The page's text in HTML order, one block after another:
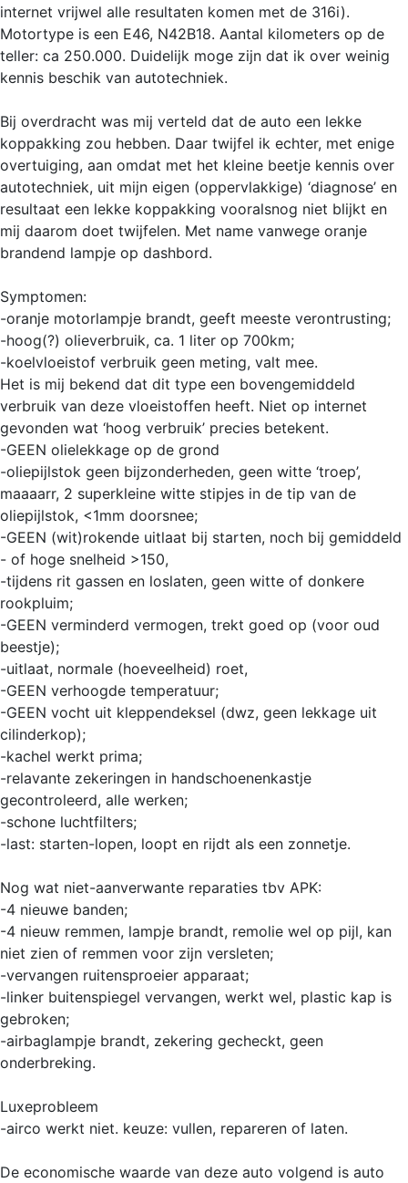
internet vrijwel alle resultaten komen met de 316i).
Motortype is een E46, N42B18. Aantal kilometers op de
teller: ca 250.000. Duidelijk moge zijn dat ik over weinig
kennis beschik van autotechniek.
Bij overdracht was mij verteld dat de auto een lekke
koppakking zou hebben. Daar twijfel ik echter, met enige
overtuiging, aan omdat met het kleine beetje kennis over
autotechniek, uit mijn eigen (oppervlakkige) ‘diagnose’ en
resultaat een lekke koppakking vooralsnog niet blijkt en
mij daarom doet twijfelen. Met name vanwege oranje
brandend lampje op dashbord.
Symptomen:
-oranje motorlampje brandt, geeft meeste verontrusting;
-hoog(?) olieverbruik, ca. 1 liter op 700km;
-koelvloeistof verbruik geen meting, valt mee.
Het is mij bekend dat dit type een bovengemiddeld
verbruik van deze vloeistoffen heeft. Niet op internet
gevonden wat ‘hoog verbruik’ precies betekent.
-GEEN olielekkage op de grond
-oliepijlstok geen bijzonderheden, geen witte ‘troep’,
maaaarr, 2 superkleine witte stipjes in de tip van de
oliepijlstok, <1mm doorsnee;
-GEEN (wit)rokende uitlaat bij starten, noch bij gemiddeld
- of hoge snelheid >150,
-tijdens rit gassen en loslaten, geen witte of donkere
rookpluim;
-GEEN verminderd vermogen, trekt goed op (voor oud
beestje);
-uitlaat, normale (hoeveelheid) roet,
-GEEN verhoogde temperatuur;
-GEEN vocht uit kleppendeksel (dwz, geen lekkage uit
cilinderkop);
-kachel werkt prima;
-relavante zekeringen in handschoenenkastje
gecontroleerd, alle werken;
-schone luchtfilters;
-last: starten-lopen, loopt en rijdt als een zonnetje.
Nog wat niet-aanverwante reparaties tbv APK:
-4 nieuwe banden;
-4 nieuw remmen, lampje brandt, remolie wel op pijl, kan
niet zien of remmen voor zijn versleten;
-vervangen ruitensproeier apparaat;
-linker buitenspiegel vervangen, werkt wel, plastic kap is
gebroken;
-airbaglampje brandt, zekering gecheckt, geen
onderbreking.
Luxeprobleem
-airco werkt niet. keuze: vullen, repareren of laten.
De economische waarde van deze auto volgend is auto